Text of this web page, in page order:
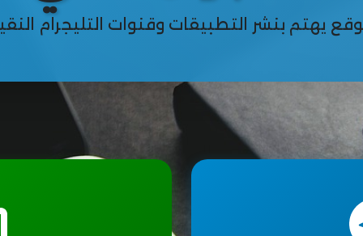
يهتم بنشر التطبيقات وقنوات التليجرام